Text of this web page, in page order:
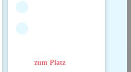
zum Platz